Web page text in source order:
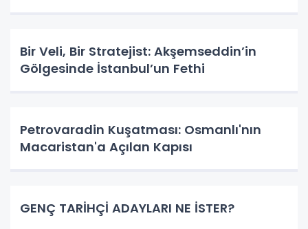
Bir Veli, Bir Stratejist: Akşemseddin’in
Gölgesinde İstanbul’un Fethi
Petrovaradin Kuşatması: Osmanlı'nın
Macaristan'a Açılan Kapısı
GENÇ TARİHÇİ ADAYLARI NE İSTER?